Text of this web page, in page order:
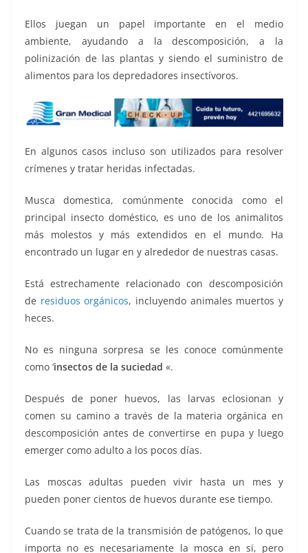
Ellos juegan un papel importante en el medio
ambiente, ayudando a la descomposición, a la
polinización de las plantas y siendo el suministro de
alimentos para los depredadores insectívoros.
En algunos casos incluso son utilizados para resolver
crímenes y tratar heridas infectadas.
Musca domestica, comúnmente conocida como el
principal insecto doméstico, es uno de los animalitos
más molestos y más extendidos en el mundo. Ha
encontrado un lugar en y alrededor de nuestras casas.
Está estrechamente relacionado con descomposición
de residuos orgánicos, incluyendo animales muertos y
heces.
No es ninguna sorpresa se les conoce comúnmente
como ‘insectos de la suciedad «.
Después de poner huevos, las larvas eclosionan y
comen su camino a través de la materia orgánica en
descomposición antes de convertirse en pupa y luego
emerger como adulto a los pocos días.
Las moscas adultas pueden vivir hasta un mes y
pueden poner cientos de huevos durante ese tiempo.
Cuando se trata de la transmisión de patógenos, lo que
importa no es necesariamente la mosca en si, pero